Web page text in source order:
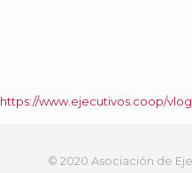
https://www.ejecutivos.coop/
© 2020 Asociación de